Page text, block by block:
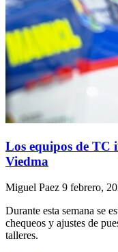
Los equipos de TC
Viedma
Miguel Paez 9 febrero,
Durante esta semana se
chequeos y ajustes de
talleres.